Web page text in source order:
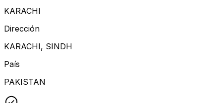
KARACHI
Dirección
KARACHI, SINDH
País
PAKISTAN